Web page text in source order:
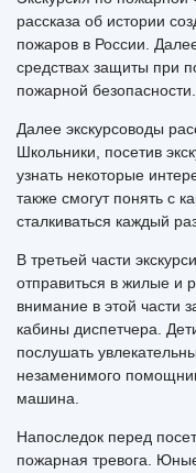
рассказа об истории
пожаров в России.
средствах защиты при
пожарной безопасности.
Далее экскурсоводы
Школьники, посетив
узнать некоторые
также смогут понять с
сталкиваться каждый
В третьей части
отправиться в жилые
внимание в этой
кабины диспетчера.
послушать
незаменимого
машина.
Напоследок перед
пожарная тревога. Юные